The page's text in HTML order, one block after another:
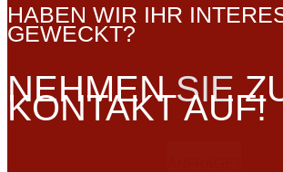
HABEN WIR IHR
GEWECKT?
NEHMENSIE
KONTAKT AUF!